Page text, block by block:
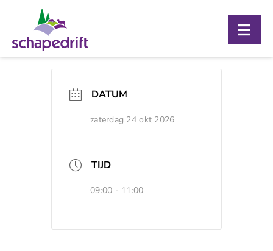
inhoud
Over ons
Bezoekerscentrum
DATUM
zaterdag 24 okt 2026
TIJD
09:00 - 11:00